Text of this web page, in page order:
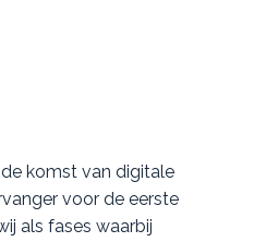
komst van digitale
voor de eerste
als fases waarbij